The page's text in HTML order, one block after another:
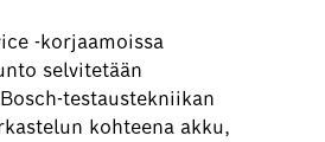
-korjaamoissa
selvitetään
testaustekniikan
kohteena akku,